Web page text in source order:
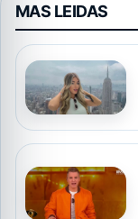
MAS LEIDAS